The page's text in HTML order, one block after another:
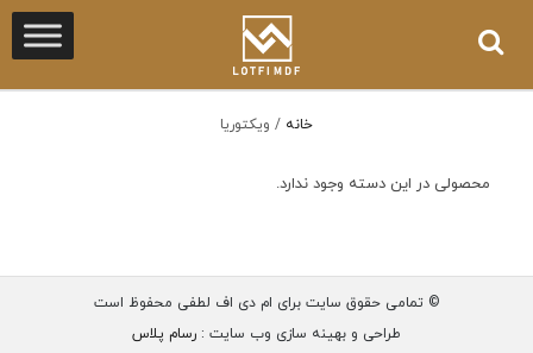
خانه / ویکتوریا
محصولی در این دسته وجود ندارد.
© تمامی حقوق سایت برای ام دی اف لطفی محفوظ است
طراحی و بهینه سازی وب سایت : رسام پلاس